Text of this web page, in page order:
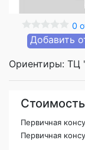
0
Добавить
Ориентиры: ТЦ
Первичная
Первичная